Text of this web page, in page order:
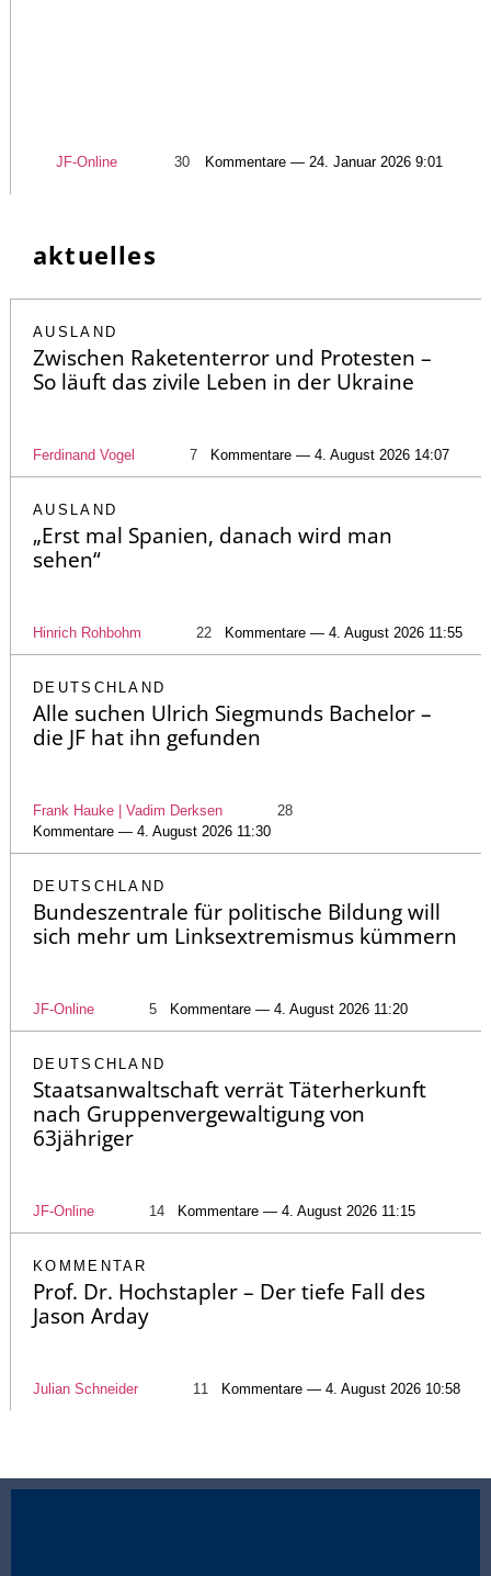
JF-Online 30 Kommentare — 24. Januar 2026 9:01
aktuelles
AUSLAND
Zwischen Raketenterror und Protesten –
So läuft das zivile Leben in der Ukraine
Ferdinand Vogel 7 Kommentare — 4. August 2026 14:07
AUSLAND
„Erst mal Spanien, danach wird man
sehen“
Hinrich Rohbohm 22 Kommentare — 4. August 2026 11:55
DEUTSCHLAND
Alle suchen Ulrich Siegmunds Bachelor –
die JF hat ihn gefunden
Frank Hauke | Vadim Derksen
28
Kommentare — 4. August 2026 11:30
DEUTSCHLAND
Bundeszentrale für politische Bildung will
sich mehr um Linksextremismus kümmern
JF-Online 5 Kommentare — 4. August 2026 11:20
DEUTSCHLAND
Staatsanwaltschaft verrät Täterherkunft
nach Gruppenvergewaltigung von
63jähriger
JF-Online 14 Kommentare — 4. August 2026 11:15
KOMMENTAR
Prof. Dr. Hochstapler – Der tiefe Fall des
Jason Arday
Julian Schneider 11 Kommentare — 4. August 2026 10:58